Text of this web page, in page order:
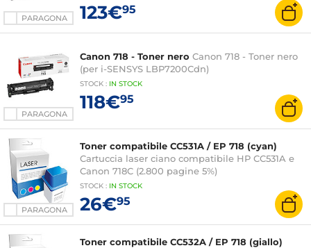
PARAGONA 123€95
PARAGONA
Canon 718 - Toner nero Canon 718 - Toner nero
(per i-SENSYS LBP7200Cdn)
STOCK : IN STOCK
118€95
PARAGONA
Toner compatibile CC531A / EP 718 (cyan)
Cartuccia laser ciano compatibile HP CC531A e
Canon 718C (2.800 pagine 5%)
STOCK : IN STOCK
26€95
Toner compatibile CC532A / EP 718 (giallo)